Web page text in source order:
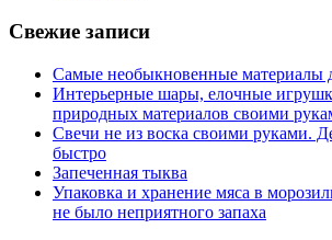
Свежие записи
Самые необыкновенные материалы
Интерьерные шары, елочные
природных материалов своими
Свечи не из воска своими руками.
быстро
Запеченная тыква
Упаковка и хранение мяса в
не было неприятного запаха